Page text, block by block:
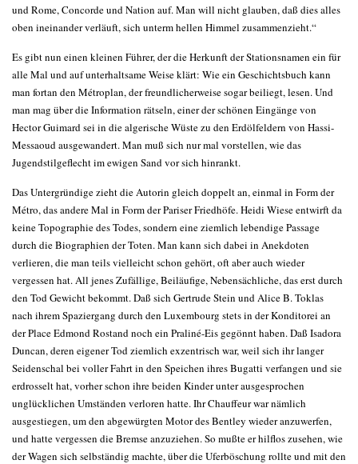
und Rome, Concorde und Nation auf. Man will nicht glauben, daß dies alles
oben ineinander verläuft, sich unterm hellen Himmel zusammenzieht.“
Es gibt nun einen kleinen Führer, der die Herkunft der Stationsnamen ein für
alle Mal und auf unterhaltsame Weise klärt: Wie ein Geschichtsbuch kann
man fortan den Métroplan, der freundlicherweise sogar beiliegt, lesen. Und
man mag über die Information rätseln, einer der schönen Eingänge von
Hector Guimard sei in die algerische Wüste zu den Erdölfeldern von Hassi-
Messaoud ausgewandert. Man muß sich nur mal vorstellen, wie das
Jugendstilgeflecht im ewigen Sand vor sich hinrankt.
Das Untergründige zieht die Autorin gleich doppelt an, einmal in Form der
Métro, das andere Mal in Form der Pariser Friedhöfe. Heidi Wiese entwirft da
keine Topographie des Todes, sondern eine ziemlich lebendige Passage
durch die Biographien der Toten. Man kann sich dabei in Anekdoten
verlieren, die man teils vielleicht schon gehört, oft aber auch wieder
vergessen hat. All jenes Zufällige, Beiläufige, Nebensächliche, das erst durch
den Tod Gewicht bekommt. Daß sich Gertrude Stein und Alice B. Toklas
nach ihrem Spaziergang durch den Luxembourg stets in der Konditorei an
der Place Edmond Rostand noch ein Praliné-Eis gegönnt haben. Daß Isadora
Duncan, deren eigener Tod ziemlich exzentrisch war, weil sich ihr langer
Seidenschal bei voller Fahrt in den Speichen ihres Bugatti verfangen und sie
erdrosselt hat, vorher schon ihre beiden Kinder unter ausgesprochen
unglücklichen Umständen verloren hatte. Ihr Chauffeur war nämlich
ausgestiegen, um den abgewürgten Motor des Bentley wieder anzuwerfen,
und hatte vergessen die Bremse anzuziehen. So mußte er hilflos zusehen, wie
der Wagen sich selbständig machte, über die Uferböschung rollte und mit den